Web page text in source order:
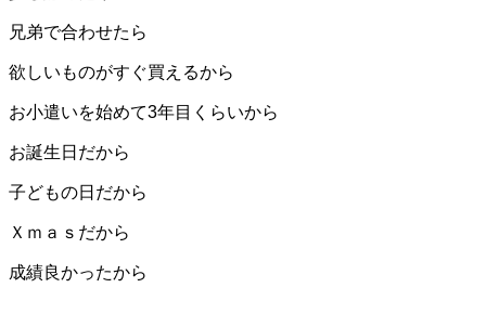
兄弟で合わせたら
欲しいものがすぐ買えるから
お小遣いを始めて3年目くらいから
お誕生日だから
子どもの日だから
Ｘｍａｓだから
成績良かったから